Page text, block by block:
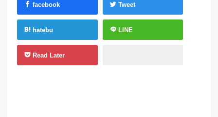
facebook Tweet
hatebu LINE
Read Later